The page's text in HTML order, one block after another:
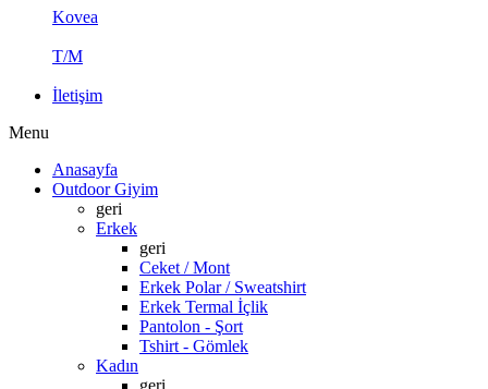
Kovea
T/M
İletişim
Menu
Anasayfa
Outdoor Giyim
geri
Erkek
geri
Ceket / Mont
Erkek Polar / Sweatshirt
Erkek Termal İçlik
Pantolon - Şort
Tshirt - Gömlek
Kadın
geri